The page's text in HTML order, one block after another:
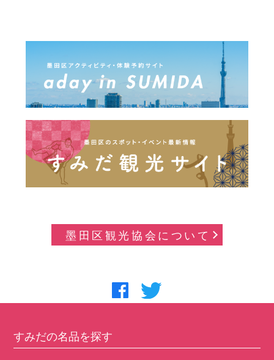
墨田区観光協会について
すみだの名品を探す